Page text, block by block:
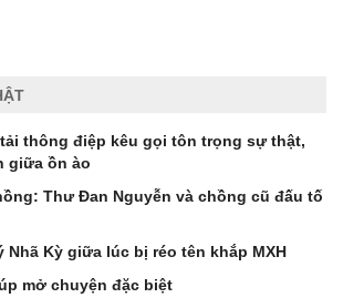
thông điệp kêu gọi tôn trọng sự thật,
giữa ồn ào
Thư Đan Nguyễn và chồng cũ đấu tố
Kỳ giữa lúc bị réo tên khắp MXH
mở chuyện đặc biệt